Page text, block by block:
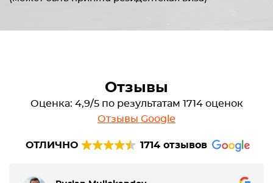
Отзывы
Оценка: 4,9/5 по результатам 1714 оценок
Отзывы Google
ОТЛИЧНО 1714 отзывов